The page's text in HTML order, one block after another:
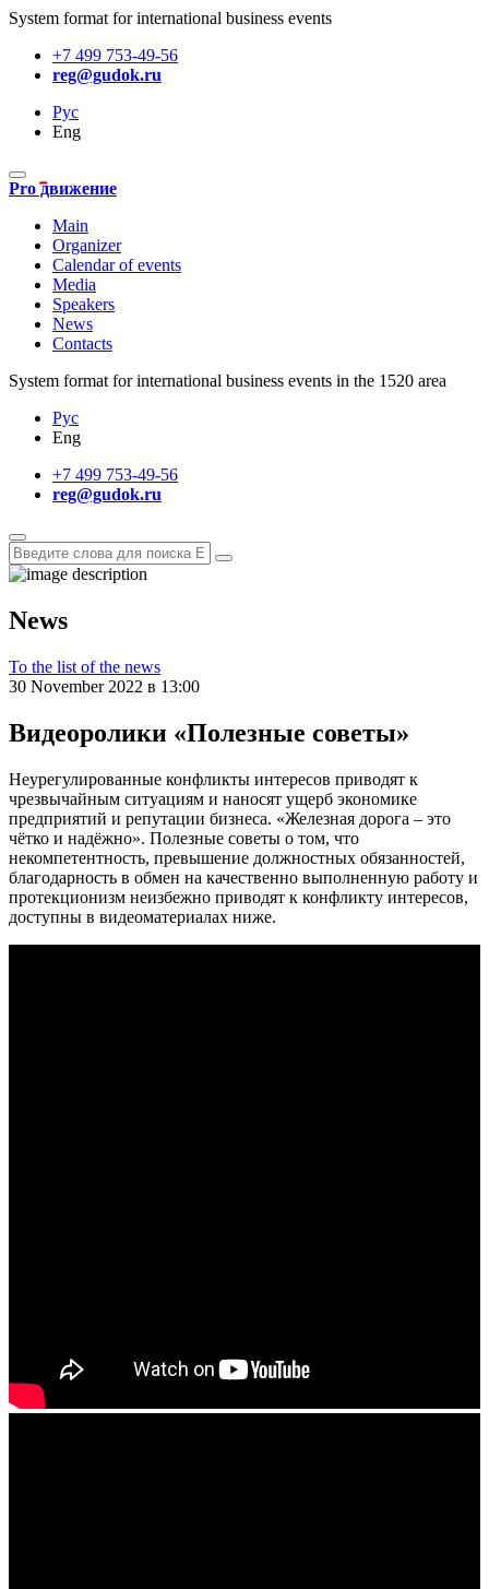
System format for international business events
+7 499 753-49-56
reg@gudok.ru
Рус
Eng
Pro движение
Main
Organizer
Calendar of events
Media
Speakers
News
Contacts
System format for international business events in the 1520 area
Рус
Eng
+7 499 753-49-56
reg@gudok.ru
News
To the list of the news
30 November 2022 в 13:00
Видеоролики «Полезные советы»
Неурегулированные конфликты интересов приводят к
чрезвычайным ситуациям и наносят ущерб экономике
предприятий и репутации бизнеса. «Железная дорога – это
чётко и надёжно». Полезные советы о том, что
некомпетентность, превышение должностных обязанностей,
благодарность в обмен на качественно выполненную работу и
протекционизм неизбежно приводят к конфликту интересов,
доступны в видеоматериалах ниже.